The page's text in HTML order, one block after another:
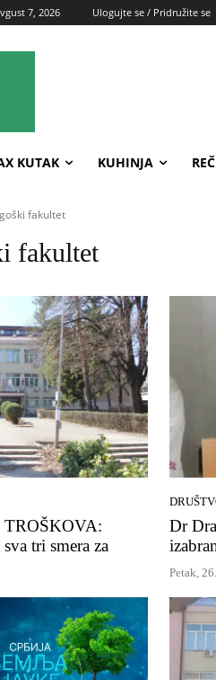
7, 2026 Ulogujte se / Pridružite se
KUTAK KUHINJA
fakultet
fakultet
tri smera za
Dr
Petak,